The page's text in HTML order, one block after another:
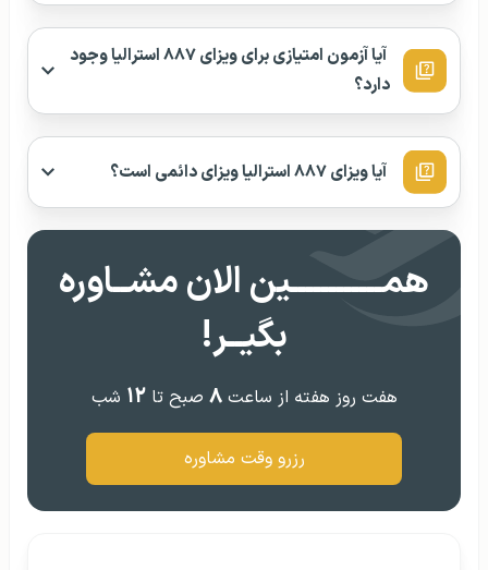
آیا آزمون امتیازی برای ویزای ۸۸۷ استرالیا وجود
دارد؟
آیا ویزای ۸۸۷ استرالیا ویزای دائمی است؟
همــــــــــــین الان مشــاوره
بگیــر!
هفت روز هفته از ساعت۸ صبح تا۱۲ شب
رزرو وقت مشاوره